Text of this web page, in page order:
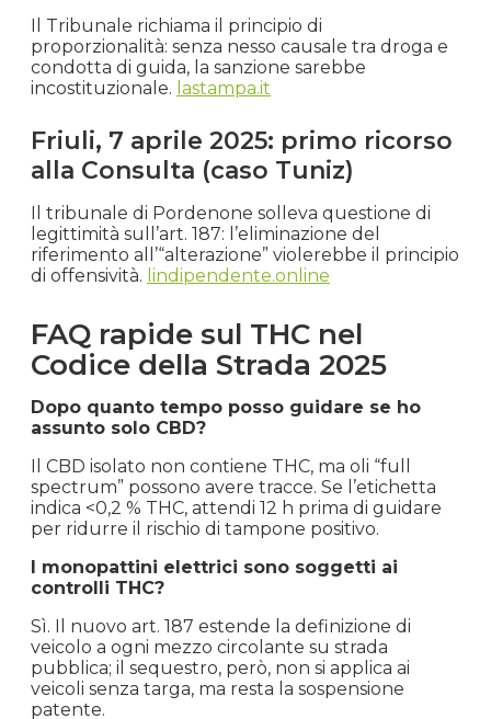
Il Tribunale richiama il principio di
proporzionalità: senza nesso causale tra droga e
condotta di guida, la sanzione sarebbe
incostituzionale. lastampa.it
Friuli, 7 aprile 2025: primo ricorso
alla Consulta (caso Tuniz)
Il tribunale di Pordenone solleva questione di
legittimità sull’art. 187: l’eliminazione del
riferimento all’“alterazione” violerebbe il principio
di offensività. lindipendente.online
FAQ rapide sul THC nel
Codice della Strada 2025
Dopo quanto tempo posso guidare se ho
assunto solo CBD?
Il CBD isolato non contiene THC, ma oli “full
spectrum” possono avere tracce. Se l’etichetta
indica <0,2 % THC, attendi 12 h prima di guidare
per ridurre il rischio di tampone positivo.
I monopattini elettrici sono soggetti ai
controlli THC?
Sì. Il nuovo art. 187 estende la definizione di
veicolo a ogni mezzo circolante su strada
pubblica; il sequestro, però, non si applica ai
veicoli senza targa, ma resta la sospensione
patente.